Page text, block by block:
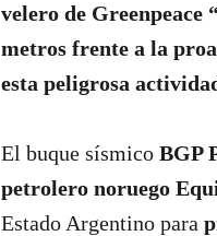
velero de Greenpeace
metros frente a la
esta peligrosa
El buque sísmico BGP
petrolero noruego
Estado Argentino para